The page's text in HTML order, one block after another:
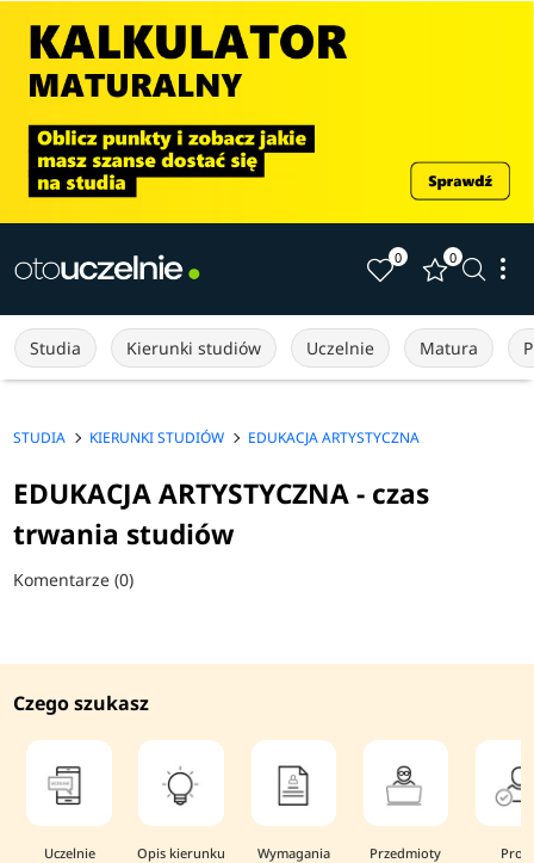
0 0
Studia Kierunki studiów Uczelnie Matura
STUDIA KIERUNKI STUDIÓW EDUKACJA ARTYSTYCZNA
EDUKACJA ARTYSTYCZNA - czas
trwania studiów
Komentarze (0)
Czego szukasz
Uczelnie Opis kierunku Wymagania
Przedmioty